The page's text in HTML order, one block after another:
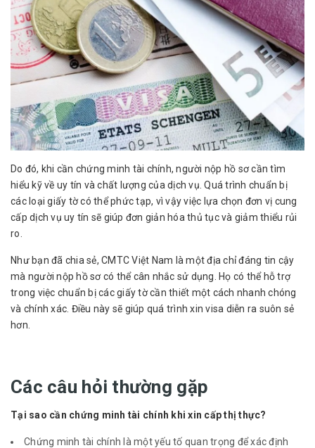
Do đó, khi cần chứng minh tài chính, người nộp hồ sơ cần tìm
hiểu kỹ về uy tín và chất lượng của dịch vụ. Quá trình chuẩn bị
các loại giấy tờ có thể phức tạp, vì vậy việc lựa chọn đơn vị cung
cấp dịch vụ uy tín sẽ giúp đơn giản hóa thủ tục và giảm thiểu rủi
ro.
Như bạn đã chia sẻ, CMTC Việt Nam là một địa chỉ đáng tin cậy
mà người nộp hồ sơ có thể cân nhắc sử dụng. Họ có thể hỗ trợ
trong việc chuẩn bị các giấy tờ cần thiết một cách nhanh chóng
và chính xác. Điều này sẽ giúp quá trình xin visa diễn ra suôn sẻ
hơn.
Các câu hỏi thường gặp
Tại sao cần chứng minh tài chính khi xin cấp thị thực?
Chứng minh tài chính là một yếu tố quan trọng để xác định